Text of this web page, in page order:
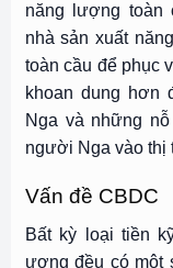
năng lượng toàn
nhà sản xuất
toàn cầu để phục
khoan dung hơn
Nga và những
người Nga vào
Vấn đề CBDC
Bất kỳ loại tiền
ương đều có một